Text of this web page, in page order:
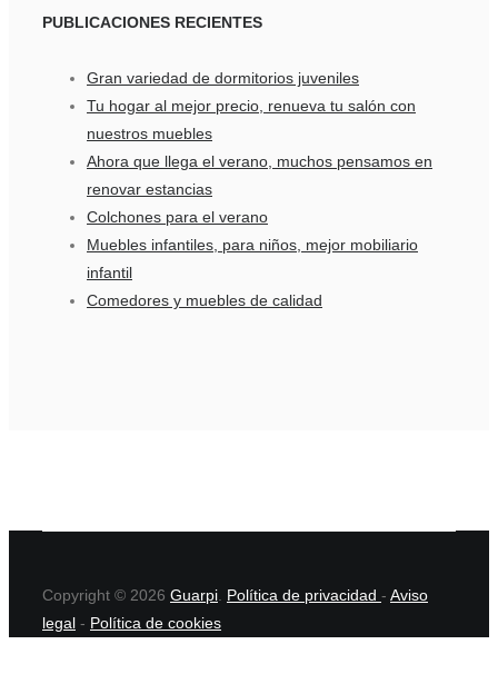
PUBLICACIONES RECIENTES
Gran variedad de dormitorios juveniles
Tu hogar al mejor precio, renueva tu salón con
nuestros muebles
Ahora que llega el verano, muchos pensamos en
renovar estancias
Colchones para el verano
Muebles infantiles, para niños, mejor mobiliario
infantil
Comedores y muebles de calidad
Copyright © 2026 Guarpi Política de privacidad - Aviso
legal - Política de cookies